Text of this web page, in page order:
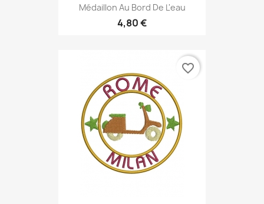
Médaillon Au Bord De L'eau
4,80 €
favorite_border